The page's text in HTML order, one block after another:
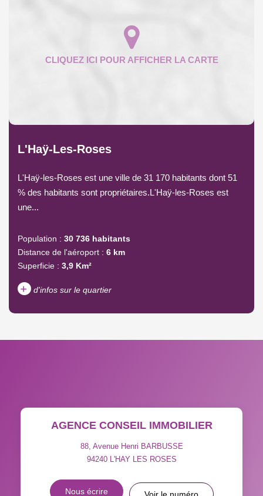
L'Haÿ-Les-Roses
L'Haÿ-les-Roses est une ville de 31 170 habitants dont 51
% des habitants sont propriétaires.L'Haÿ-les-Roses est
une...
Population : 30 736 habitants
Distance de l'aéroport : 6 km
Superficie : 3,9 Km²
+ d'infos sur le quartier
TAXE FONCIÈRE
PART DES MÉNAGES SANS
VOITURE
AGENCE CONSEIL IMMOBILIER
88, Avenue Henri BARBUSSE
94240 L'HAY LES ROSES
Nous écrire Voir le numéro